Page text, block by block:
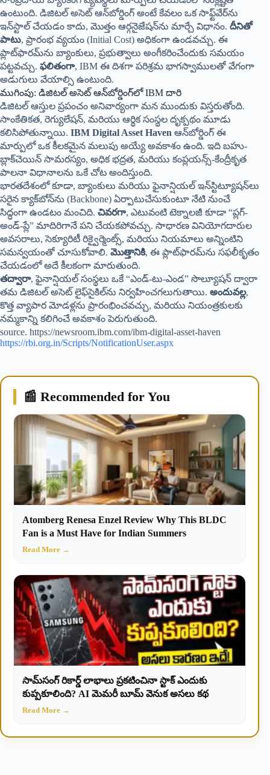
ఉంటుంది. డిజిటల్ అసెట్ ఆన్‌బోర్డింగ్ అంటే కేవలం ఒక సాఫ్ట్‌వేర్‌ను
ఇన్‌స్టాల్ చేయడం కాదు, మొత్తం ఆర్గనైజేషన్‌ను మార్చే విధానం. దీనితో
పాటు, ప్రారంభ వ్యయం (Initial Cost) అధికంగా ఉండవచ్చు. ఈ
ప్లాట్‌ఫారమ్‌ను బ్యాంకులు, ప్రభుత్వాలు అంగీకరించేందుకు సమయం
పట్టవచ్చు. ఫలితంగా, IBM ఈ దిశగా పరిశ్రమ భాగస్వాములతో వేగంగా
అడుగులు వేయాల్సి ఉంటుంది.
ముగింపు: డిజిటల్ అసెట్ ఆన్‌బోర్డింగ్‌లో IBM దారి
డిజిటల్ ఆస్తుల ప్రపంచం అనివార్యంగా మన ముందుకు విస్తరుతోంది.
సాంకేతికత, రెగ్యులేషన్, మరియు ఆర్థిక సంస్థల దృక్పథం మూడు
కలిసిపోతున్నాయి. IBM Digital Asset Haven ఆన్‌బోర్డింగ్ ఈ
మార్పులో ఒక కీలకమైన మలుపు అయ్యే అవకాశం ఉంది. ఇది బహు-
బ్లాక్‌చెయిన్ సామరస్యం, అధిక భద్రత, మరియు కంప్లయన్స్-కేంద్రీకృత
పాలనా విధానాలను ఒకే చోట అందిస్తుంది.
భారతదేశంలో కూడా, బ్యాంకులు మరియు ఫైనాన్షియల్ ఇన్‌స్టిట్యూషన్‌లు
సరైన క్యాక్‌బోన్‌ను (Backbone) ఏర్పాటుచేసుకుంటూ నేటి నుంచే
సిద్ధంగా ఉండటం మంచిది. చివరగా, ఎటువంటి టెక్నాలజీ కూడా “ప్లగ్-
అండ్-ప్లే” మాదిరిగానే పని చేయకపోవచ్చు. సాధారణ వినియోగదారుల
అవసరాలు, సెక్యూరిటీ రిక్వైర్మెంట్స్, మరియు నియమాలు అన్నింటిని
సమన్వయంతో చూసుకోవాలి. మొత్తానికి, ఈ ప్లాట్‌ఫారమ్‌ను సఫలీకృతం
చేయడంలో అదే కీలకంగా మారుతుంది.
తద్వారా, ఫైనాన్షియల్ సంస్థలు ఒకే “ఎండ్-టు-ఎండ” సొల్యూషన్ ద్వారా
తమ డిజిటల్ అసెట్ లైఫ్‌సైకిల్‌ను నిర్వహించగలుగుతాయి. అందువల్ల,
కొత్త వ్యాపార మోడళ్లను ప్రారంభించవచ్చు, మరియు నియంత్రకులకు
నమ్మకాన్ని కలిగించే అవకాశం పెరుగుతుంది.
source. https://newsroom.ibm.com/ibm-digital-asset-haven
https://rbi.org.in/Scripts/NotificationUser.aspx
📰 Recommended for You
Atomberg Renesa Enzel Review Why This BLDC
Fan is a Must Have for Indian Summers
Read More →
సామ్‌సంగ్ రికార్డ్ లాభాలు ప్రకటించినా స్టాక్ ఎందుకు
కుప్పకూలింది? AI మెమరీ బూమ్ వెనుక అసలు కథ
Read More →